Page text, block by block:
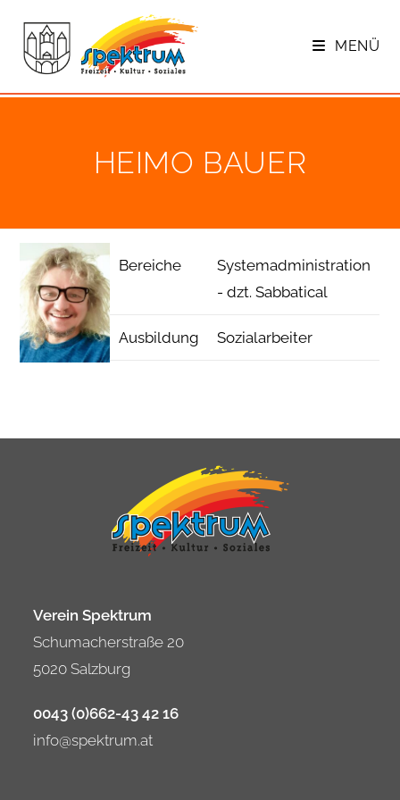
Inhalt
springen
MENÜ
HEIMO BAUER
Bereiche
Systemadministration
- dzt. Sabbatical
Ausbildung Sozialarbeiter
Verein Spektrum
Schumacherstraße 20
5020 Salzburg
0043 (0)662-43 42 16
info@spektrum.at